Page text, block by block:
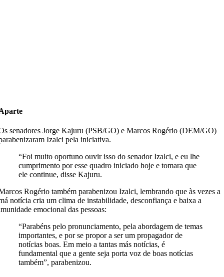
senadores Jorge Kajuru (PSB/GO) e Marcos Rogério (DEM/GO)
Izalci pela iniciativa.
“Foi muito oportuno ouvir isso do senador Izalci, e eu lhe
cumprimento por esse quadro iniciado hoje e tomara que
ele continue, disse Kajuru.
Rogério também parabenizou Izalci, lembrando que às vezes a
notícia cria um clima de instabilidade, desconfiança e baixa a
emocional das pessoas:
“Parabéns pelo pronunciamento, pela abordagem de temas
importantes, e por se propor a ser um propagador de
notícias boas. Em meio a tantas más notícias, é
fundamental que a gente seja porta voz de boas notícias
também”, parabenizou.